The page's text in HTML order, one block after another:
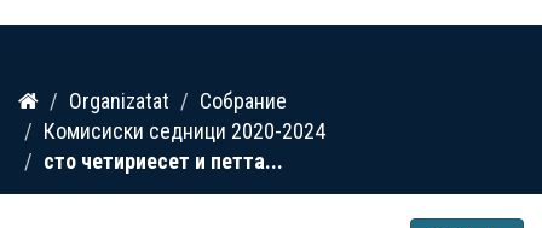
Kalo
përmbajtja
Organizatat
Собрание
Комисиски седници 2020-2024
сто четириесет и петта...